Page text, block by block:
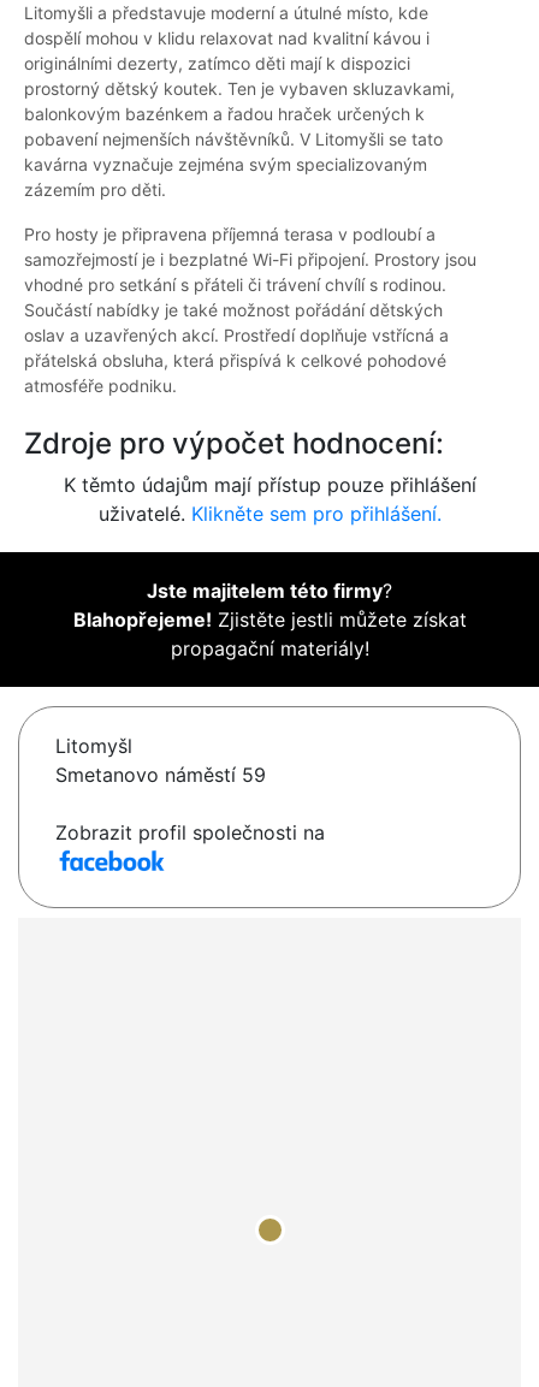
Litomyšli a představuje moderní a útulné místo, kde
dospělí mohou v klidu relaxovat nad kvalitní kávou i
originálními dezerty, zatímco děti mají k dispozici
prostorný dětský koutek. Ten je vybaven skluzavkami,
balonkovým bazénkem a řadou hraček určených k
pobavení nejmenších návštěvníků. V Litomyšli se tato
kavárna vyznačuje zejména svým specializovaným
zázemím pro děti.
Pro hosty je připravena příjemná terasa v podloubí a
samozřejmostí je i bezplatné Wi-Fi připojení. Prostory jsou
vhodné pro setkání s přáteli či trávení chvílí s rodinou.
Součástí nabídky je také možnost pořádání dětských
oslav a uzavřených akcí. Prostředí doplňuje vstřícná a
přátelská obsluha, která přispívá k celkové pohodové
atmosféře podniku.
Zdroje pro výpočet hodnocení:
K těmto údajům mají přístup pouze přihlášení
uživatelé. Klikněte sem pro přihlášení.
Jste majitelem této firmy?
Blahopřejeme! Zjistěte jestli můžete získat
propagační materiály!
Litomyšl
Smetanovo náměstí 59
Zobrazit profil společnosti na